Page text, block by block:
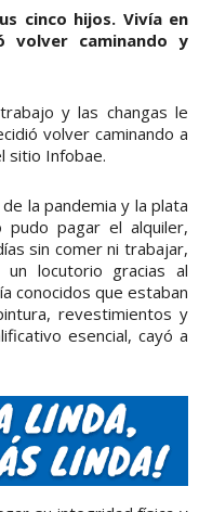
cinco hijos. Vivía en
volver caminando y
y las changas le
volver caminando a
sitio Infobae.
la pandemia y la plata
pudo pagar el alquiler,
sin comer ni trabajar,
locutorio gracias al
conocidos que estaban
revestimientos y
esencial, cayó a